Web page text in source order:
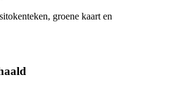
groene kaart en